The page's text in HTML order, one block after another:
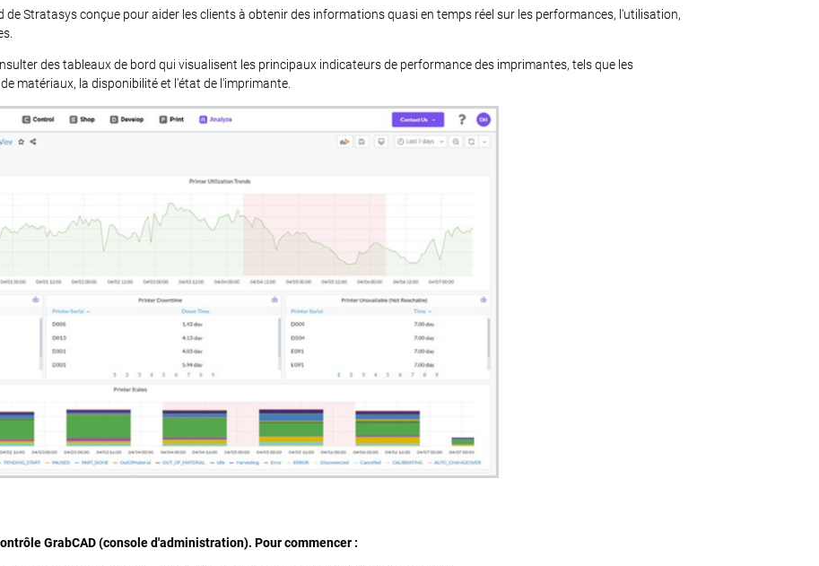
de Stratasys conçue pour aider les clients à obtenir des informations quasi en temps réel sur les performances, l'utilisation,
des tableaux de bord qui visualisent les principaux indicateurs de performance des imprimantes, tels que les
matériaux, la disponibilité et l'état de l'imprimante.
GrabCAD (console d'administration). Pour commencer :